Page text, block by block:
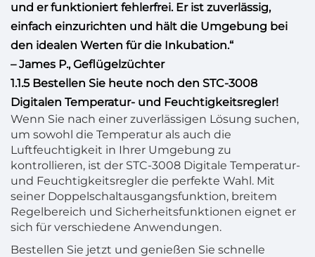
und er funktioniert fehlerfrei. Er ist zuverlässig,
einfach einzurichten und hält die Umgebung bei
den idealen Werten für die Inkubation.“
– James P., Geflügelzüchter
1.1.5 Bestellen Sie heute noch den STC-3008
Digitalen Temperatur- und Feuchtigkeitsregler!
Wenn Sie nach einer zuverlässigen Lösung suchen,
um sowohl die Temperatur als auch die
Luftfeuchtigkeit in Ihrer Umgebung zu
kontrollieren, ist der STC-3008 Digitale Temperatur-
und Feuchtigkeitsregler die perfekte Wahl. Mit
seiner Doppelschaltausgangsfunktion, breitem
Regelbereich und Sicherheitsfunktionen eignet er
sich für verschiedene Anwendungen.
Bestellen Sie jetzt und genießen Sie schnelle